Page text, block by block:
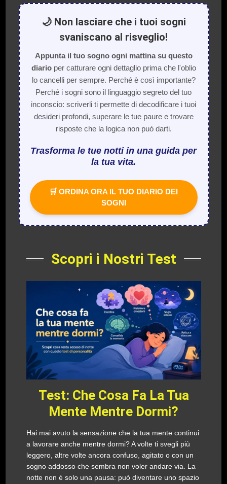
🌙 Non lasciare che i tuoi sogni
svaniscano al risveglio!
Appunta il tuo sogno ogni mattina su questo
diarioper catturare ogni dettaglio prima che l'oblio
lo cancelli per sempre. Perché è così importante?
Perché i sogni sono il linguaggio segreto del tuo
inconscio: scriverli ti permette di decodificare i tuoi
desideri profondi, superare le tue paure e trovare
risposte che la logica non può darti.
Trasforma le tue notti in una guida per
la tua vita.
🛒 ORDINA ORA IL TUO DIARIO DEI
SOGNI
Scopri i Nostri Test
Test: Che Cosa Fa La Tua
Mente Mentre Dormi?
Hai mai avuto la sensazione che la tua mente continui
a lavorare anche mentre dormi? A volte ti svegli più
leggero, altre volte ancora confuso, agitato o con un
sogno addosso che sembra non voler andare via. La
notte non è solo una pausa: può diventare uno spazio